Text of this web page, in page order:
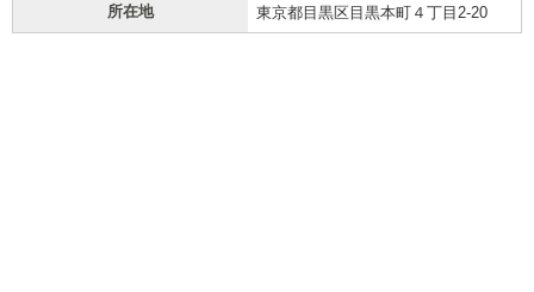
所在地 東京都目黒区目黒本町４丁目2-20